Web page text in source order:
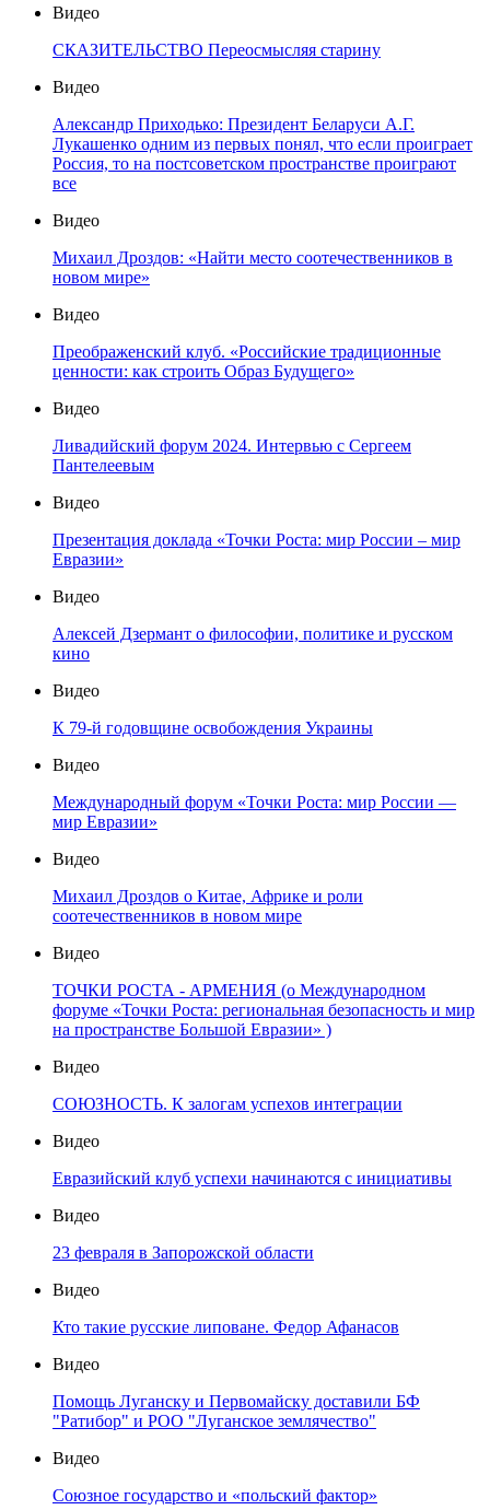
Видео
СКАЗИТЕЛЬСТВО Переосмысляя старину
Видео
Александр Приходько: Президент Беларуси А.Г.
Лукашенко одним из первых понял, что если проиграет
Россия, то на постсоветском пространстве проиграют
все
Видео
Михаил Дроздов: «Найти место соотечественников в
новом мире»
Видео
Преображенский клуб. «Российские традиционные
ценности: как строить Образ Будущего»
Видео
Ливадийский форум 2024. Интервью с Сергеем
Пантелеевым
Видео
Презентация доклада «Точки Роста: мир России – мир
Евразии»
Видео
Алексей Дзермант о философии, политике и русском
кино
Видео
К 79-й годовщине освобождения Украины
Видео
Международный форум «Точки Роста: мир России —
мир Евразии»
Видео
Михаил Дроздов о Китае, Африке и роли
соотечественников в новом мире
Видео
ТОЧКИ РОСТА - АРМЕНИЯ (о Международном
форуме «Точки Роста: региональная безопасность и мир
на пространстве Большой Евразии» )
Видео
СОЮЗНОСТЬ. К залогам успехов интеграции
Видео
Евразийский клуб успехи начинаются с инициативы
Видео
23 февраля в Запорожской области
Видео
Кто такие русские липоване. Федор Афанасов
Видео
Помощь Луганску и Первомайску доставили БФ
"Ратибор" и РОО "Луганское землячество"
Видео
Союзное государство и «польский фактор»